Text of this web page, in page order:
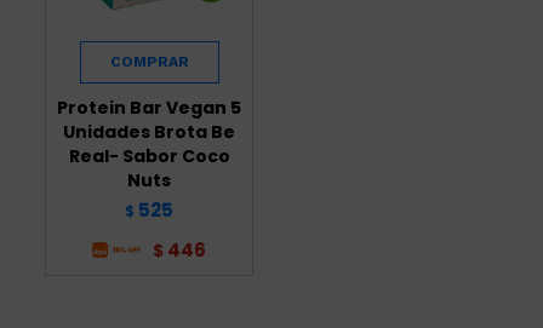
Protein Bar Vegan 5
Unidades Brota Be
Real- Sabor Coco
Nuts
$ 525
$ 446